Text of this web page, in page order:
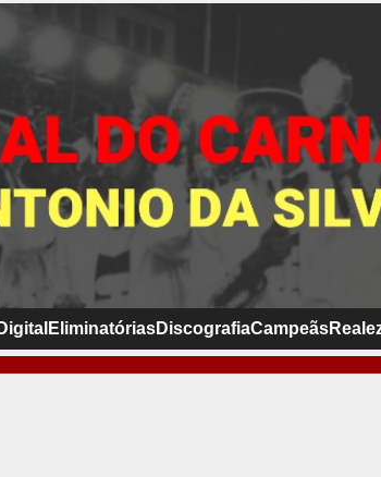
EliminatóriasDiscografiaCampeãs